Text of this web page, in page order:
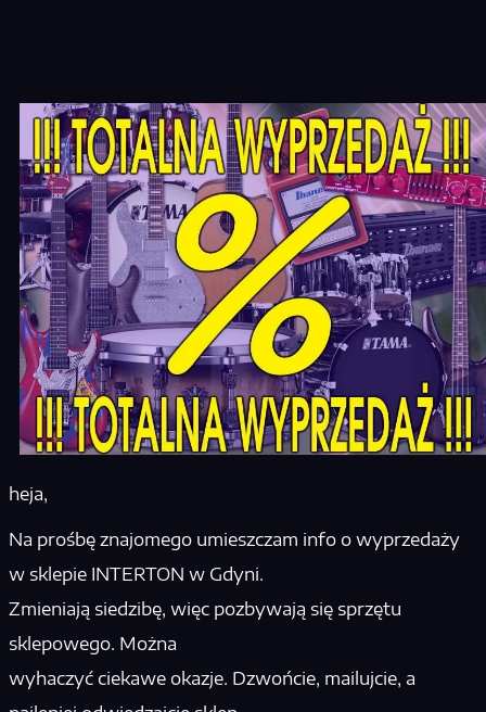
heja,
Na prośbę znajomego umieszczam info o wyprzedaży
w sklepie INTERTON w Gdyni.
Zmieniają siedzibę, więc pozbywają się sprzętu
sklepowego. Można
wyhaczyć ciekawe okazje. Dzwońcie, mailujcie, a